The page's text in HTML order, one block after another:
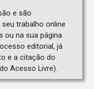
e são
trabalho online
ou na sua página
editorial, já
e a citação do
Acesso Livre).